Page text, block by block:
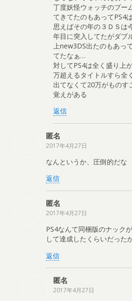
丁度妖怪ウォッチのブー
てきてたのもあってPS4
思えばその年の３ＤＳは
年目に突入してたがダブ
上new3DS出たのもあっ
てたなぁ…
対してPS4は全く盛り上
万超えるタイトルすら全
出てなくて20万がものす
覚えがある
返信
匿名
2017年4月27日
なんというか、圧倒的だな
返信
匿名
2017年4月27日
PS4なんて同梱版のナック
して達成したくらいだった
返信
匿名
2017年4月27日